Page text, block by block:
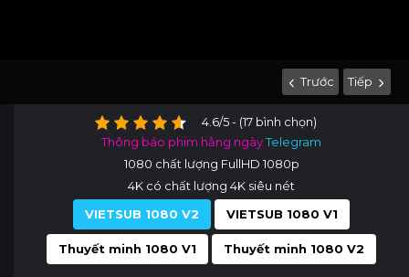
Trước Tiếp
4.6/5 - (17 bình chọn)
Thông báo phim hằng ngàyTelegram
1080 chất lượng FullHD 1080p
4K có chất lượng 4K siêu nét
VIETSUB 1080 V2
VIETSUB 1080 V1
Thuyết minh 1080 V1 Thuyết minh 1080 V2